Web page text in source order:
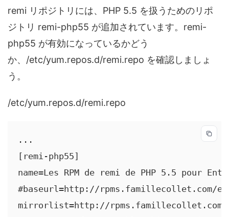
remi リポジトリには、PHP 5.5 を扱うためのリポ
ジトリ remi-php55 が追加されています。remi-
php55 が有効になっているかどう
か、/etc/yum.repos.d/remi.repo を確認しましょ
う。
/etc/yum.repos.d/remi.repo
...
[remi-php55]
name=Les RPM de remi de PHP 5.5 pour
#baseurl=http://rpms.famillecollet.com/
mirrorlist=http://rpms.famillecollet.com/